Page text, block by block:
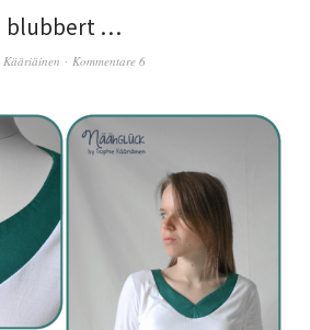
blubbert …
Kääriäinen Kommentare 6